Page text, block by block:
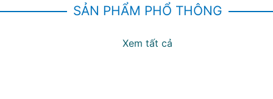
SẢN PHẨM PHỔ THÔNG
Xem tất cả